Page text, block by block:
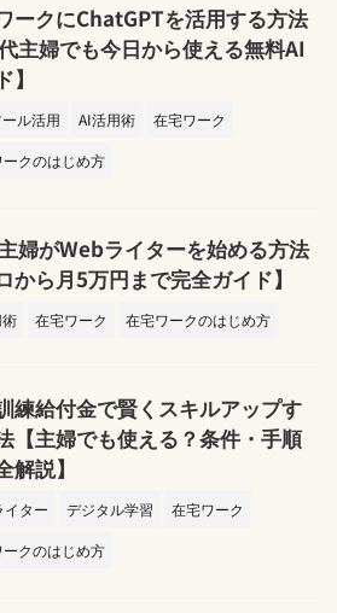
ークにChatGPTを活用する方法
代主婦でも今日から使える無料AI
】
ル活用 AI活用術
在宅ワーク
クのはじめ方
婦がWebライターを始める方法
から月5万円まで完全ガイド】
在宅ワーク 在宅ワークのはじめ方
練給付金で賢くスキルアップす
【主婦でも使える？条件・手順
解説】
イター デジタル学習
在宅ワーク
クのはじめ方